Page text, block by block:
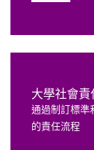
大學社會
通過制訂標準
的責任流程